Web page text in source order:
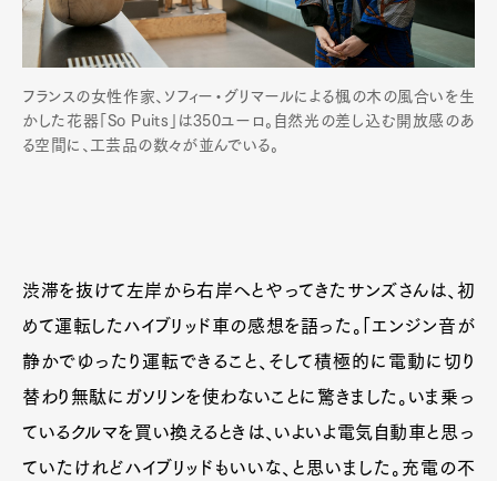
フランスの女性作家、ソフィー・グリマールによる楓の木の風合いを生
かした花器「So Puits」は350ユーロ。自然光の差し込む開放感のあ
る空間に、工芸品の数々が並んでいる。
渋滞を抜けて左岸から右岸へとやってきたサンズさんは、初
めて運転したハイブリッド車の感想を語った。「エンジン音が
静かでゆったり運転できること、そして積極的に電動に切り
替わり無駄にガソリンを使わないことに驚きました。いま乗っ
ているクルマを買い換えるときは、いよいよ電気自動車と思っ
ていたけれどハイブリッドもいいな、と思いました。充電の不